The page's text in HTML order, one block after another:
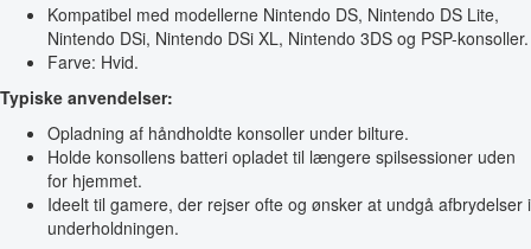
Kompatibel med modellerne Nintendo DS, Nintendo DS Lite,
Nintendo DSi, Nintendo DSi XL, Nintendo 3DS og PSP-konsoller.
Farve: Hvid.
Typiske anvendelser:
Opladning af håndholdte konsoller under bilture.
Holde konsollens batteri opladet til længere spilsessioner uden
for hjemmet.
Ideelt til gamere, der rejser ofte og ønsker at undgå afbrydelser i
underholdningen.